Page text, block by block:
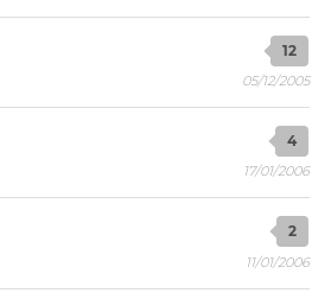
12
05/12/2005
4
17/01/2006
2
11/01/2006